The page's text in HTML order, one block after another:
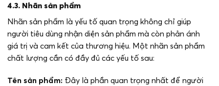
4.3. Nhãn sản phẩm
Nhãn sản phẩm là yếu tố quan trọng không chỉ giúp
người tiêu dùng nhận diện sản phẩm mà còn phản ánh
giá trị và cam kết của thương hiệu. Một nhãn sản phẩm
chất lượng cần có đầy đủ các yếu tố sau:
Tên sản phẩm: Đây là phần quan trọng nhất để người